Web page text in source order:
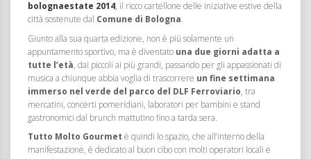
bolognaestate 2014, il ricco cartellone delle iniziative estive della
città sostenute dal Comune di Bologna.
Giunto alla sua quarta edizione, non è più solamente un
appuntamento sportivo, ma è diventato una due giorni adatta a
tutte l’età, dai piccoli ai più grandi, passando per gli appassionati di
musica a chiunque abbia voglia di trascorrere un fine settimana
immerso nel verde del parco del DLF Ferroviario, tra
mercatini, concerti pomeridiani, laboratori per bambini e stand
gastronomici dal brunch mattutino fino a tarda sera.
Tutto Molto Gourmet è quindi lo spazio, che all’interno della
manifestazione, è dedicato al buon cibo con molti operatori locali e